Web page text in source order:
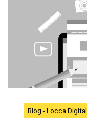
Blog - Locca Digital